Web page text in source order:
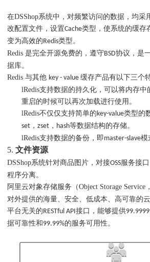
在DSShop系统中，对频繁访问的数据，均采
改配置文件，设置Cache类型，使系统的缓存
变为高效的Redis类型。
Redis 是完全开源免费的，遵守BSD协议，是
据库。
Redis 与其他 key - value缓存产品有以下三个
lRedis支持数据的持久化，可以将内存中
重启的时候可以再次加载进行使用。
lRedis不仅仅支持简单的key-value类型的
set ，zset ， hash等数据结构的存储。
lRedis支持数据的备份，即master-slave模
5.文件资源
DSShop系统针对商品图片，对接OSS服务接
程序分离。
阿里云对象存储服务（Object Storage Service
对外提供的海量、安全、低成本、高可靠的
平台无关的RESTful API接口，能够提供
据可靠性和 99.99%的服务可用性。